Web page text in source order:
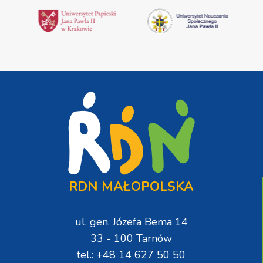
RDN MAŁOPOLSKA
ul. gen. Józefa Bema 14
33 - 100 Tarnów
tel.: +48 14 627 50 50